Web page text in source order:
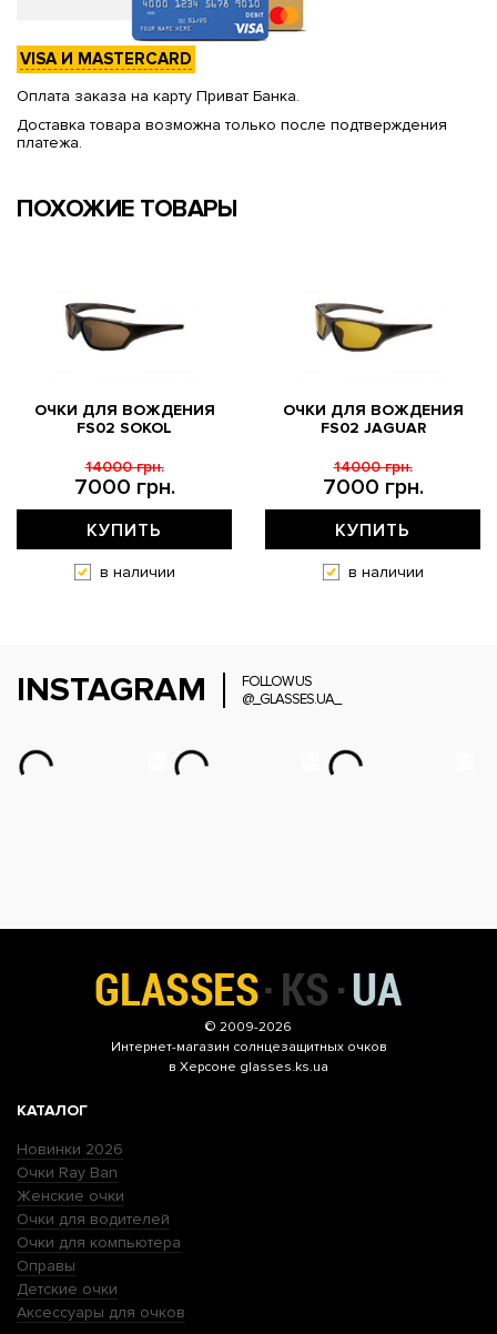
VISA И MASTERCARD
Оплата заказа на карту Приват Банка.
Доставка товара возможна только после подтверждения
платежа.
ПОХОЖИЕ ТОВАРЫ
ОЧКИ ДЛЯ ВОЖДЕНИЯ
FS02 SOKOL
7000 грн.
14000 грн.
КУПИТЬ
в наличии
ОЧКИ ДЛЯ ВОЖДЕНИЯ
FS02 JAGUAR
7000 грн.
14000 грн.
КУПИТЬ
в наличии
INSTAGRAM
FOLLOW US
@_GLASSES.UA_
© 2009-2026
Интернет-магазин солнцезащитных очков
в Херсоне glasses.ks.ua
КАТАЛОГ
Новинки 2026
Очки Ray Ban
Женские очки
Очки для водителей
Очки для компьютера
Оправы
Детские очки
Аксессуары для очков